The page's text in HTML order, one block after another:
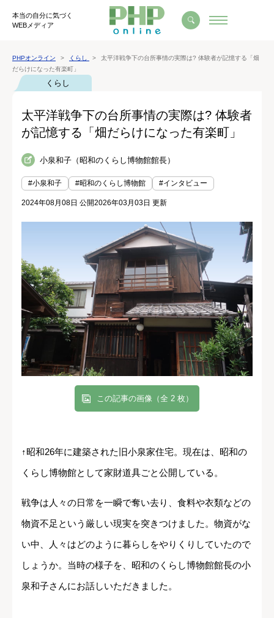
本当の自分に気づく
WEBメディア
PHPオンライン くらし
太平洋戦争下の台所事情の実際は? 体験者が記憶する「畑
だらけになった有楽町」
くらし
太平洋戦争下の台所事情の実際は? 体験者
が記憶する「畑だらけになった有楽町」
小泉和子（昭和のくらし博物館館長）
#小泉和子 #昭和のくらし博物館 #インタビュー
2024年08月08日 公開2026年03月03日 更新
この記事の画像（全 2 枚）
↑昭和26年に建築された旧小泉家住宅。現在は、昭和の
くらし博物館として家財道具ごと公開している。
戦争は人々の日常を一瞬で奪い去り、食料や衣類などの
物資不足という厳しい現実を突きつけました。物資がな
い中、人々はどのように暮らしをやりくりしていたので
しょうか。当時の様子を、昭和のくらし博物館館長の小
泉和子さんにお話しいただきました。